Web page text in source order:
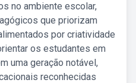
no ambiente escolar,
que priorizam
por criatividade
os estudantes em
uma geração notável,
reconhecidas